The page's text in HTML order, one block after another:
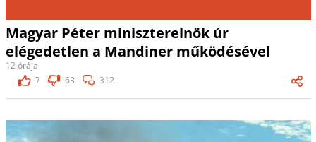
Magyar Péter miniszterelnök úr
elégedetlen a Mandiner működésével
12 órája
7
63 312